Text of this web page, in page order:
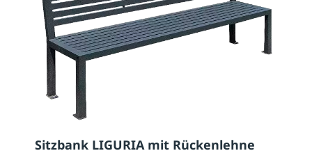
Sitzbank LIGURIA mit Rückenlehne